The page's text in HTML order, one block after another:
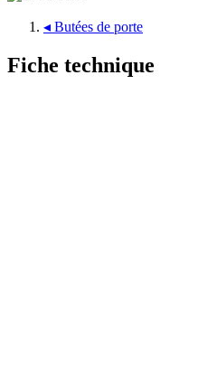
◂ Butées de porte
Fiche technique